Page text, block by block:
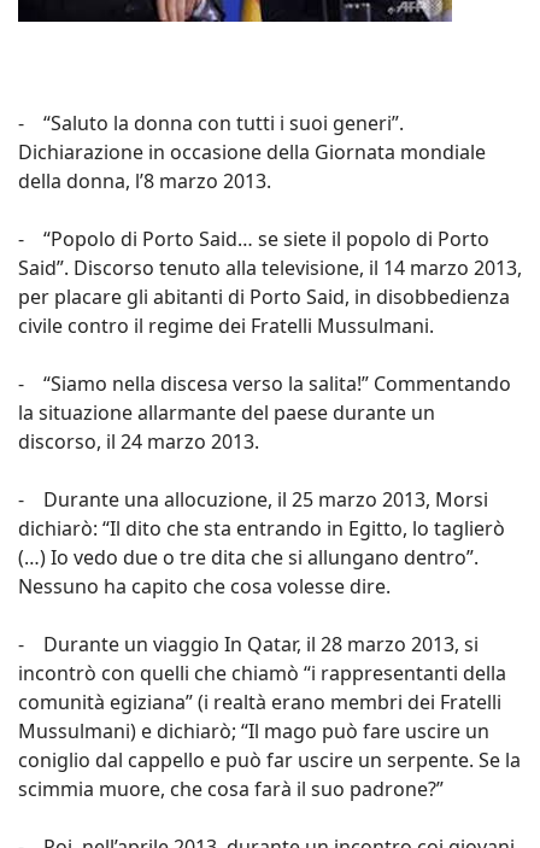
- “Saluto la donna con tutti i suoi generi”.
Dichiarazione in occasione della Giornata mondiale
della donna, l’8 marzo 2013.
- “Popolo di Porto Said… se siete il popolo di Porto
Said”. Discorso tenuto alla televisione, il 14 marzo 2013,
per placare gli abitanti di Porto Said, in disobbedienza
civile contro il regime dei Fratelli Mussulmani.
- “Siamo nella discesa verso la salita!” Commentando
la situazione allarmante del paese durante un
discorso, il 24 marzo 2013.
- Durante una allocuzione, il 25 marzo 2013, Morsi
dichiarò: “Il dito che sta entrando in Egitto, lo taglierò
(…) Io vedo due o tre dita che si allungano dentro”.
Nessuno ha capito che cosa volesse dire.
- Durante un viaggio In Qatar, il 28 marzo 2013, si
incontrò con quelli che chiamò “i rappresentanti della
comunità egiziana” (i realtà erano membri dei Fratelli
Mussulmani) e dichiarò; “Il mago può fare uscire un
coniglio dal cappello e può far uscire un serpente. Se la
scimmia muore, che cosa farà il suo padrone?”